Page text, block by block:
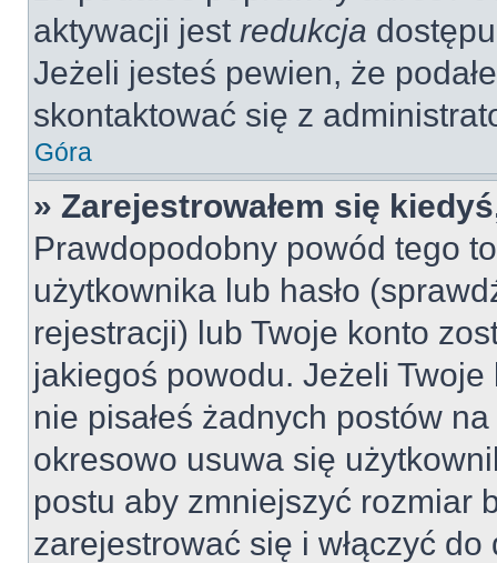
aktywacji jest redukcja
Jeżeli jesteś pewien, że
skontaktować się z
Góra
» Zarejestrowałem się
Prawdopodobny powód tego
użytkownika lub hasło
rejestracji) lub Twoje konto
jakiegoś powodu. Jeżeli
nie pisałeś żadnych postów
okresowo usuwa się
postu aby zmniejszyć rozmiar
zarejestrować się i włączyć